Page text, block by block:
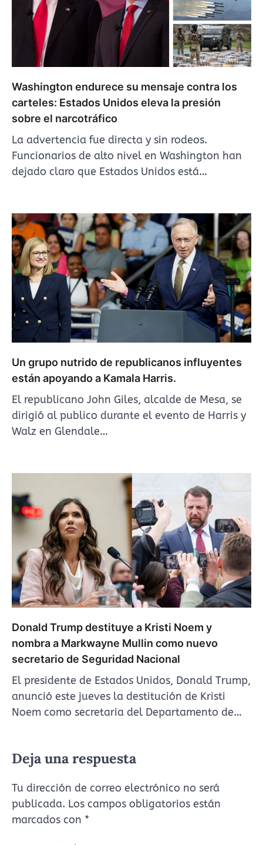
Washington endurece su mensaje contra los
carteles: Estados Unidos eleva la presión
sobre el narcotráfico
La advertencia fue directa y sin rodeos.
Funcionarios de alto nivel en Washington han
dejado claro que Estados Unidos está…
Un grupo nutrido de republicanos influyentes
están apoyando a Kamala Harris.
El republicano John Giles, alcalde de Mesa, se
dirigió al publico durante el evento de Harris y
Walz en Glendale…
Donald Trump destituye a Kristi Noem y
nombra a Markwayne Mullin como nuevo
secretario de Seguridad Nacional
El presidente de Estados Unidos, Donald Trump,
anunció este jueves la destitución de Kristi
Noem como secretaria del Departamento de…
Deja una respuesta
Tu dirección de correo electrónico no será
publicada. Los campos obligatorios están
marcados con *